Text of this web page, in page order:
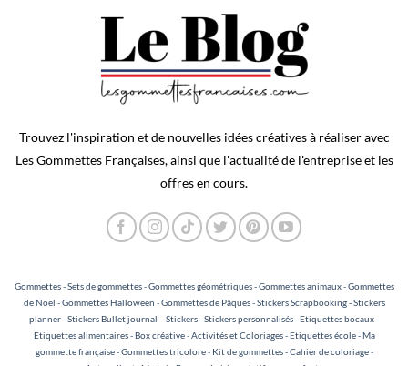
Trouvez l'inspiration et de nouvelles idées créatives à réaliser avec
Les Gommettes Françaises, ainsi que l'actualité de l'entreprise et les
offres en cours.
Gommettes-Sets de gommettes-Gommettes géométriques-Gommettes animaux-Gommettes
de Noël -Gommettes Halloween -Gommettes de Pâques-Stickers Scrapbooking - Stickers
planner - Stickers Bullet journal - Stickers-Stickers personnalisés-Etiquettes bocaux-
Etiquettes alimentaires-Box créative-Activités et Coloriages-Etiquettes école-Ma
gommette française-Gommettes tricolore- Kit de gommettes-Cahier de coloriage-